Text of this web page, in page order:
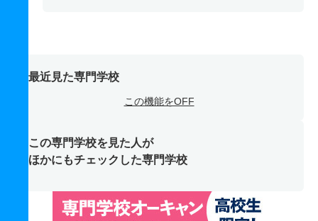
最近見た専門学校
この機能をOFF
この専門学校を見た人が
ほかにもチェックした専門学校